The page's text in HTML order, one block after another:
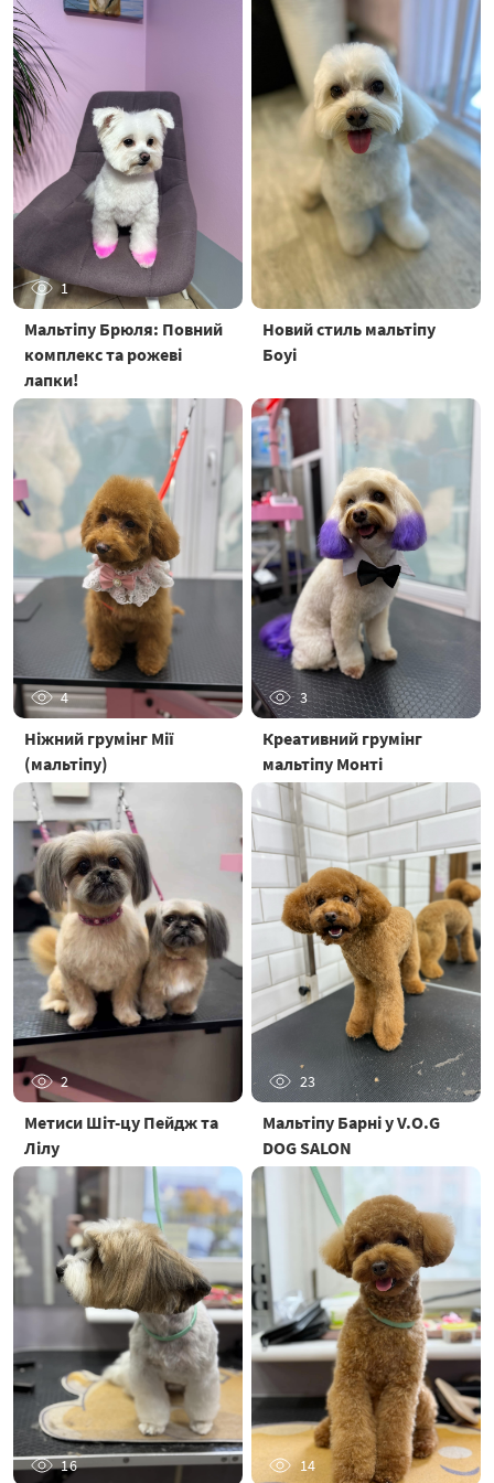
1
Мальтіпу Брюля: Повний
комплекс та рожеві
лапки!
Новий стиль мальтіпу
Боуі
4
Ніжний грумінг Мії
(мальтіпу)
3
Креативний грумінг
мальтіпу Монті
2
Метиси Шіт-цу Пейдж та
Лілу
23
Мальтіпу Барні у V.O.G
DOG SALON
16 14